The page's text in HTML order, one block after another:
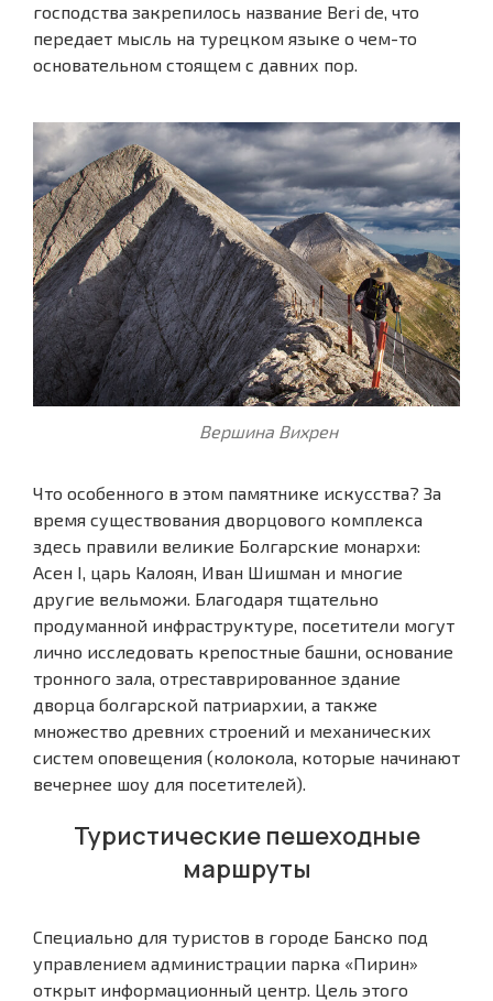
господства закрепилось название Beri de, что
передает мысль на турецком языке о чем-то
основательном стоящем с давних пор.
Вершина Вихрен
Что особенного в этом памятнике искусства? За
время существования дворцового комплекса
здесь правили великие Болгарские монархи:
Асен I, царь Калоян, Иван Шишман и многие
другие вельможи. Благодаря тщательно
продуманной инфраструктуре, посетители могут
лично исследовать крепостные башни, основание
тронного зала, отреставрированное здание
дворца болгарской патриархии, а также
множество древних строений и механических
систем оповещения (колокола, которые начинают
вечернее шоу для посетителей).
Туристические пешеходные
маршруты
Специально для туристов в городе Банско под
управлением администрации парка «Пирин»
открыт информационный центр. Цель этого